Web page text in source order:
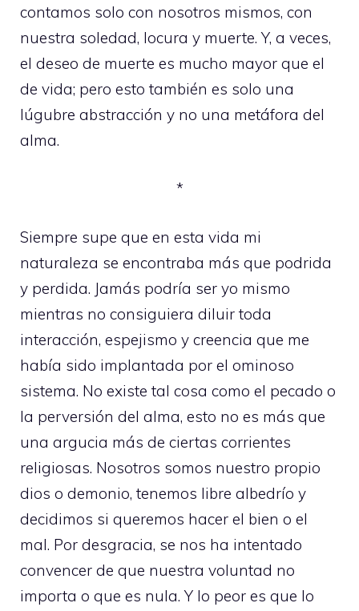
contamos solo con nosotros mismos, con
nuestra soledad, locura y muerte. Y, a veces,
el deseo de muerte es mucho mayor que el
de vida; pero esto también es solo una
lúgubre abstracción y no una metáfora del
alma.
*
Siempre supe que en esta vida mi
naturaleza se encontraba más que podrida
y perdida. Jamás podría ser yo mismo
mientras no consiguiera diluir toda
interacción, espejismo y creencia que me
había sido implantada por el ominoso
sistema. No existe tal cosa como el pecado o
la perversión del alma, esto no es más que
una argucia más de ciertas corrientes
religiosas. Nosotros somos nuestro propio
dios o demonio, tenemos libre albedrío y
decidimos si queremos hacer el bien o el
mal. Por desgracia, se nos ha intentado
convencer de que nuestra voluntad no
importa o que es nula. Y lo peor es que lo